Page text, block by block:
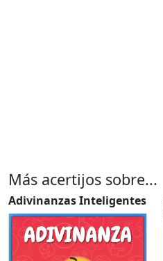
Más acertijos sobre...
Adivinanzas Inteligentes